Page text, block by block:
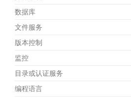
数据库
文件服务
版本控制
监控
目录或认证服务
编程语言